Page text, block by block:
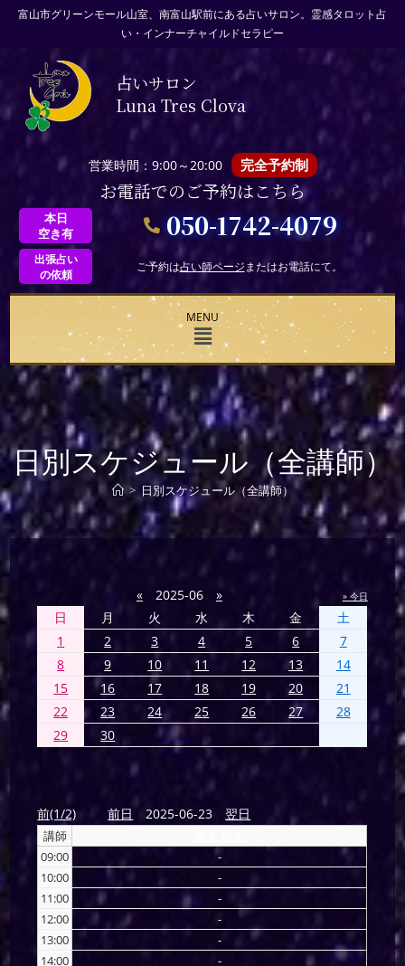
富山市グリーンモール山室、南富山駅前にある占いサロン。霊感タロット占
い・インナーチャイルドセラピー
占いサロン
Luna Tres Clova
営業時間：9:00～20:00 完全予約制
お電話でのご予約はこちら
本日
空き有
050-1742-4079
出張占い
の依頼
ご予約は占い師ページまたはお電話にて。
MENU
日別スケジュール（全講師）
> 日別スケジュール（全講師）
« 2025-06 » » 今日
日 月 火 水 木 金
土
1
2 3 4 5 6
7
8
9 10 11 12 13
14
15
16 17 18 19 20
21
22
23 24 25 26 27
28
29
30
前(1/2) 前日 2025-06-23 翌日
講師
09:00
-
10:00
-
11:00
-
12:00
-
13:00
-
14:00
-